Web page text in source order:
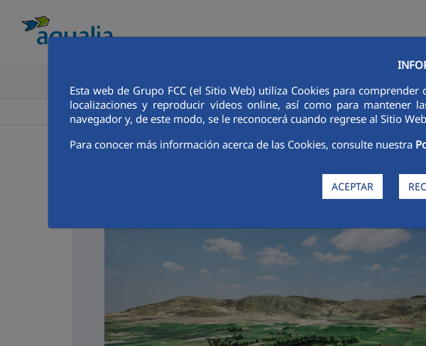
Esta web de Grupo FCC (el Sitio Web) utiliza Cookies para
localizaciones y reproducir videos online, así como para mantener
navegador y, de este modo, se le reconocerá cuando regrese al Sitio
Para conocer más información acerca de las Cookies, consulte nuestra
ACEPTAR
Aqualia ES > Albatarrec Noticias